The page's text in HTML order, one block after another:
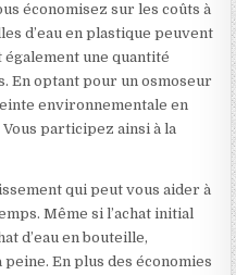
économisez sur les coûts à
d’eau en plastique peuvent
une quantité
En optant pour un osmoseur
environnementale en
participez ainsi à la
qui peut vous aider à
Même si l’achat initial
d’eau en bouteille,
En plus des économies